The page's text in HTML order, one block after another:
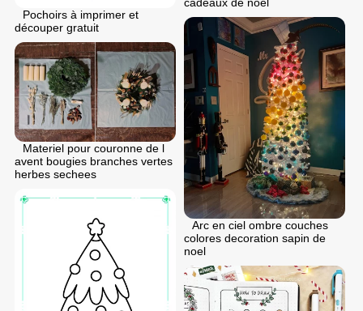
Pochoirs à imprimer et
découper gratuit
Arc en ciel ombre couches
colores decoration sapin de
noel
Materiel pour couronne de l
avent bougies branches vertes
herbes sechees